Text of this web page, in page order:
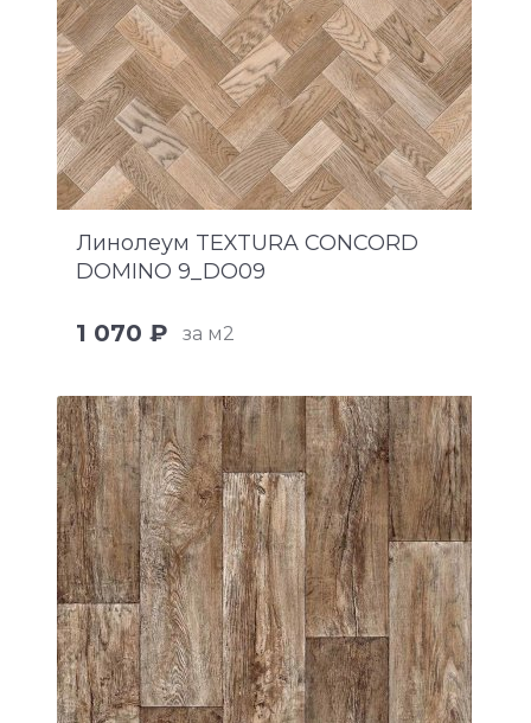
Линолеум TEXTURA CONCORD
DOMINO 9_DO09
1 070 ₽ за м2